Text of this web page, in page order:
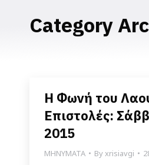
Category
Η Φωνή του
Επιστολές:
2015
ΜΗΝΥΜΑΤΑ Byxrisiavgi